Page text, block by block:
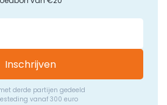
Inschrijven
derde partijen gedeeld
vanaf 300 euro